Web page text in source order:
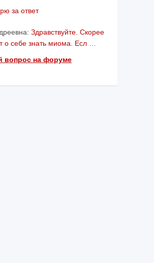
за ответ
Здравствуйте. Скорее
о себе знать миома. Есл …
вопрос на форуме